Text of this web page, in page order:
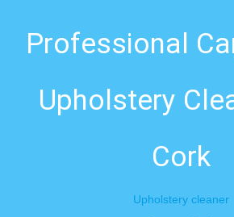
Professional
Upholstery
Cork
Upholstery cleaner